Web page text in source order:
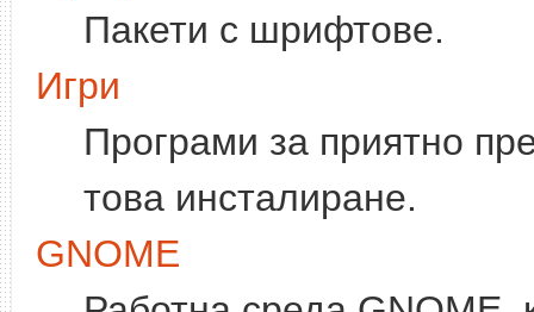
Пакети с шрифтове.
Игри
Програми за приятно
това инсталиране.
GNOME